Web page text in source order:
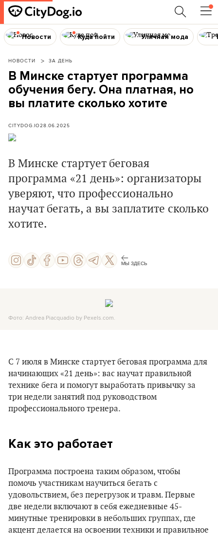
Новости Куда пойти Уличная мода
НОВОСТИ ЗА ДЕНЬ
В Минске стартует программа
обучения бегу. Она платная, но
вы платите сколько хотите
CITYDOG.IO28.06.2025
В Минске стартует беговая
программа «21 день»: организаторы
уверяют, что профессионально
научат бегать, а вы заплатите сколько
хотите.
МЫ ЗДЕСЬ
Фото: Andrea Piacquadio by Pexels.com.
С 7 июля в Минске стартует беговая программа для
начинающих «21 день»: вас научат правильной
технике бега и помогут выработать привычку за
три недели занятий под руководством
профессионального тренера.
Как это работает
Программа построена таким образом, чтобы
помочь участникам научиться бегать с
удовольствием, без перегрузок и травм. Первые
две недели включают в себя ежедневные 45-
минутные тренировки в небольших группах, где
акцент делается на освоении техники и правильное